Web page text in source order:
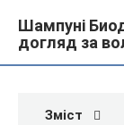
Шампуні
догляд за
Зміст